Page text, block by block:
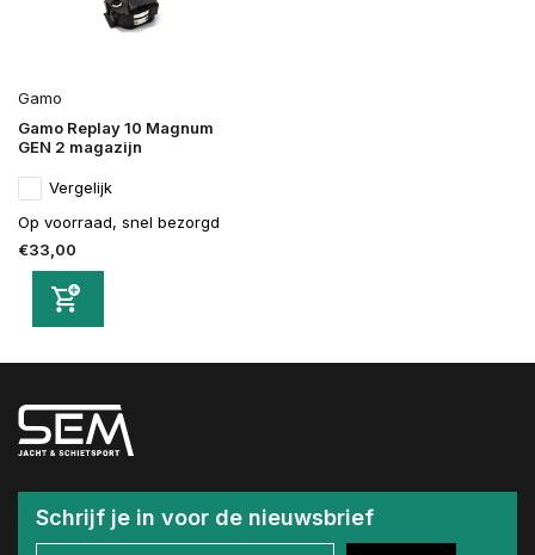
Gamo
Gamo Replay 10 Magnum
GEN 2 magazijn
Vergelijk
Op voorraad, snel bezorgd
€33,00
Schrijf je in voor de nieuwsbrief